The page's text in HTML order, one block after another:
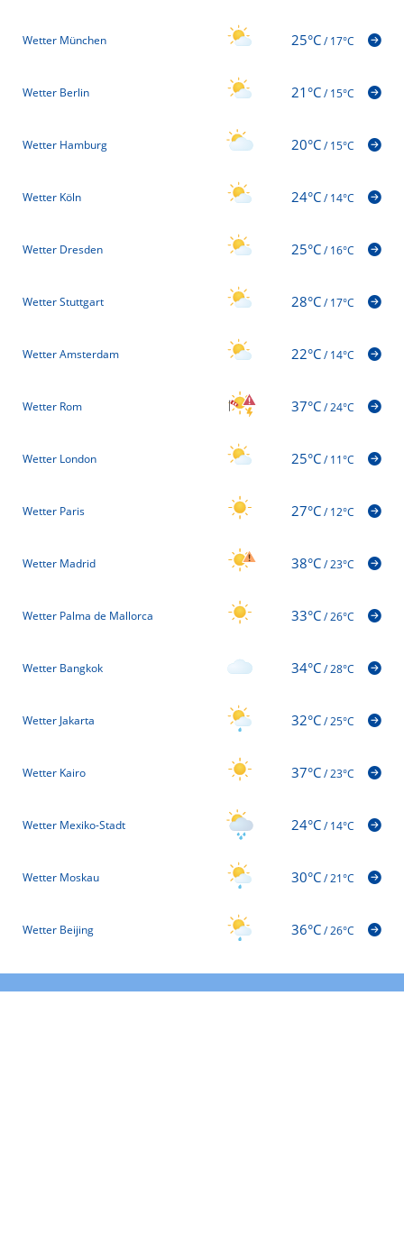
Wetter München 25°C/17°C
Wetter Berlin 21°C/15°C
Wetter Hamburg 20°C/15°C
Wetter Köln 24°C/14°C
Wetter Dresden 25°C/16°C
Wetter Stuttgart 28°C/17°C
Wetter Amsterdam 22°C/14°C
Wetter Rom 37°C/24°C
Wetter London 25°C/11°C
Wetter Paris 27°C/12°C
Wetter Madrid 38°C/23°C
Wetter Palma de Mallorca 33°C/26°C
Wetter Bangkok 34°C/28°C
Wetter Jakarta 32°C/25°C
Wetter Kairo 37°C/23°C
Wetter Mexiko-Stadt 24°C/14°C
Wetter Moskau 30°C/21°C
Wetter Beijing 36°C/26°C